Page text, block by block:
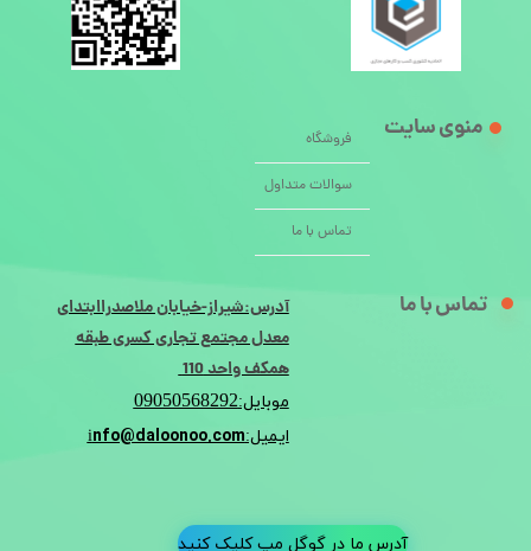
فروشگاه
سوالات متداول
تماس با ما
منوی سایت
تماس با ما
آدرس:شیراز-خیابان ملاصدراابتدای
معدل مجتمع تجاری کسری طبقه
همکف واحد 110
موبایل:09050568292
ایمیل:info@daloonoo.com
آدرس ما در گوگل مپ کلیک کنید